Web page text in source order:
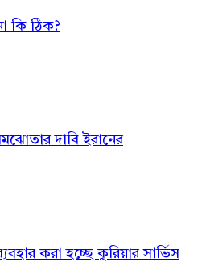
কি ঠিক?
দাবি ইরানের
করা হচ্ছে কুরিয়ার সার্ভিস